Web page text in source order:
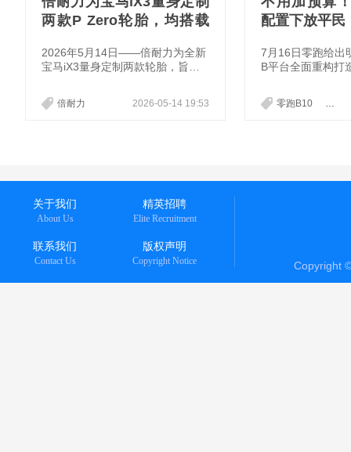
两款P Zero轮胎，均搭载
2026年5月14日——倍耐力为全新
宝马iX3量身定制两款轮胎，旨在
为其打造的P Zero轮胎侧重于精准
操控，而P Zero E轮胎则凸显电动
2026-05-14 19:53
倍耐力
配置下放平民
7月16日零跑给出
B平台全面重构打
价，直接把二十
级豪华配置，塞
零跑B10 零跑
关于我们
About Us
精英招聘
Elite Recruitment
联系我们
Contact Us
版权声明
Copyright Notice Copyright